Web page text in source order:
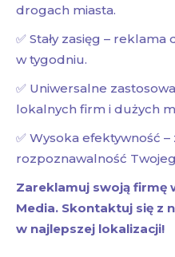
drogach miasta.
✅ Stały zasięg – reklama
w tygodniu.
✅ Uniwersalne
lokalnych firm i dużych
✅ Wysoka efektywność –
rozpoznawalność
Zareklamuj swoją firmę
Media. Skontaktuj się z
w najlepszej lokalizacji!